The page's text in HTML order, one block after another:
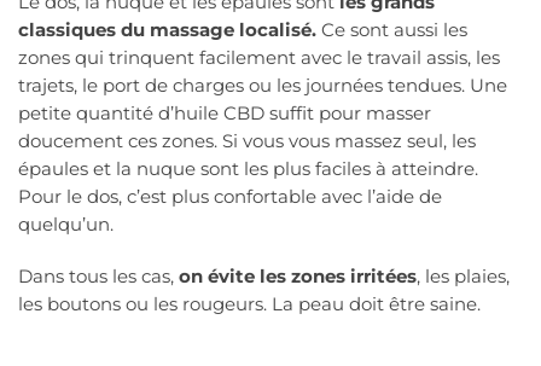
classiques du massage localisé. Ce sont aussi les
zones qui trinquent facilement avec le travail assis, les
trajets, le port de charges ou les journées tendues. Une
petite quantité d’huile CBD suffit pour masser
doucement ces zones. Si vous vous massez seul, les
épaules et la nuque sont les plus faciles à atteindre.
Pour le dos, c’est plus confortable avec l’aide de
quelqu’un.
Dans tous les cas, on évite les zones irritées, les plaies,
les boutons ou les rougeurs. La peau doit être saine.